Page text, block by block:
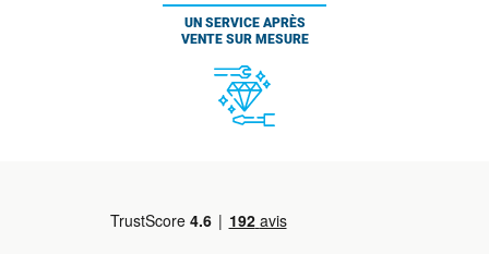
UN SERVICE APRÈS
VENTE SUR MESURE